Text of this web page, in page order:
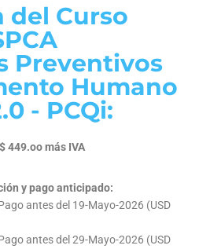
del Curso
Preventivos
Humano
- PCQi:
449.oo más IVA
y pago anticipado:
antes del 19-Mayo-2026 (USD
antes del 29-Mayo-2026 (USD